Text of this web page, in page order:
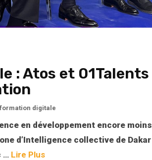
: Atos et 01Talents
digitale
en développement encore moins
d’Intelligence collective de Dakar
… Lire Plus